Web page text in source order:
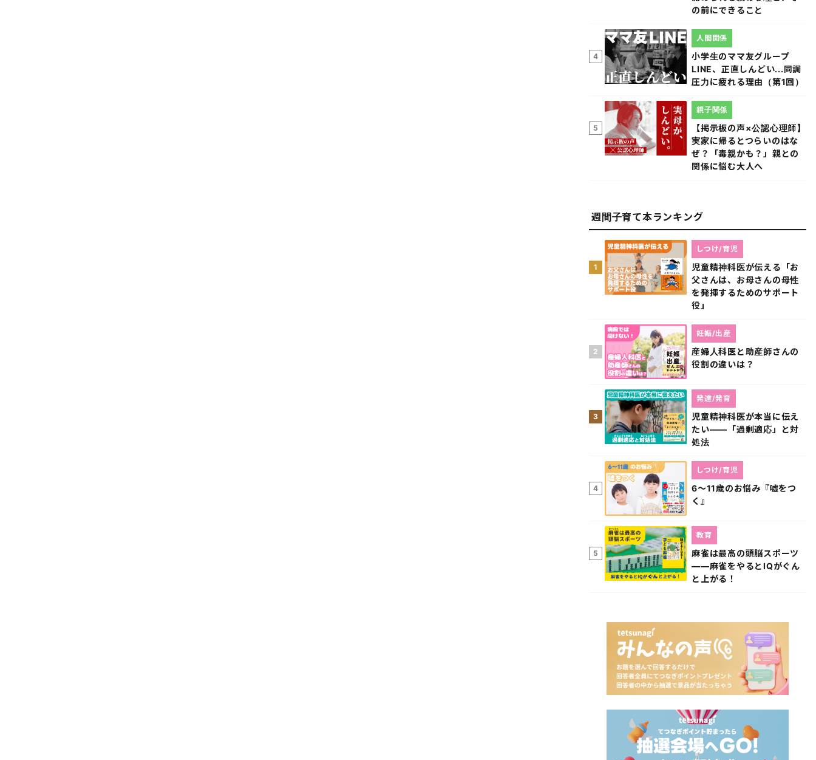
の前にできること
4
小学生のママ友グループ
LINE、正直しんどい...同調
圧力に疲れる理由（第1回）
人間関係
5
【掲示板の声×公認心理師】
実家に帰るとつらいのはな
ぜ？「毒親かも？」親との
関係に悩む大人へ
親子関係
週間子育て本ランキング
1
児童精神科医が伝える「お
父さんは、お母さんの母性
を発揮するためのサポート
役」
しつけ/育児
2
産婦人科医と助産師さんの
役割の違いは？
妊娠/出産
3
児童精神科医が本当に伝え
たい――「過剰適応」と対
処法
発達/発育
4
6～11歳のお悩み『嘘をつ
く』
しつけ/育児
5
麻雀は最高の頭脳スポーツ
――麻雀をやるとIQがぐん
と上がる！
教育